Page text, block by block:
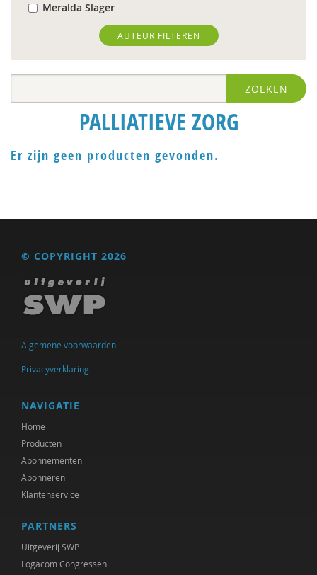
Meralda Slager
Hans van Dartel
Peggy van Oort-Borsboom
AUTEUR FILTEREN
ZOEKEN
PALLIATIEVE ZORG
Er zijn geen producten gevonden.
© COPYRIGHT 2026
Algemene voorwaarden
Privacyverklaring
NAVIGATIE
Home
Producten
Abonnementen
Abonneren
Klantenservice
PARTNERS
Uitgeverij SWP
Logacom Congressen